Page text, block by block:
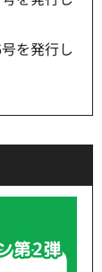
を発行し